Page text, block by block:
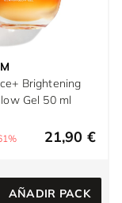
Brightening
Gel 50 ml
21,90 €
AÑADIR PACK